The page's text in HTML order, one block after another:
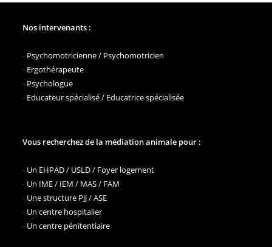
Nos intervenants :
- Psychomotricienne / Psychomotricien
- Ergothérapeute
- Psychologue
- Educateur spécialisé / Educatrice spécialisée
Vous recherchez de la médiation animale pour :
- Un EHPAD / USLD / Foyer logement
- Un IME / IEM / MAS / FAM
- Une structure PJJ / ASE
- Un centre hospitalier
- Un centre pénitentiaire